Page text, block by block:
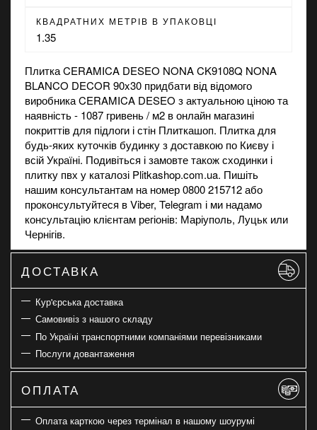
КВАДРАТНИХ МЕТРІВ В УПАКОВЦІ
1.35
Плитка CERAMICA DESEO NONA CK9108Q NONA
BLANCO DECOR 90x30 придбати від відомого
виробника CERAMICA DESEO з актуальною ціною та
наявність - 1087 гривень / м2 вонлайн магазині
покриттів для підлоги і стін Плиткашоп. Плитка для
будь-яких куточків будинку з доставкою по Києву і
всій Україні. Подивіться і замовте такожсходинки і
плитку пвх у каталозі Plitkashop.com.ua. Пишіть
нашим консультантам на номер 0800 215712 або
проконсультуйтеся в Viber, Telegram і ми надамо
консультацію клієнтам регіонів: Маріуполь, Луцьк или
Чернігів.
ДОСТАВКА
Кур'єрська доставка
Самовивіз з нашого складу
По Україні транспортними компаніями перевізниками
Послуги довантаження
ОПЛАТА
Оплата карткою через термінал в нашому шоурумі